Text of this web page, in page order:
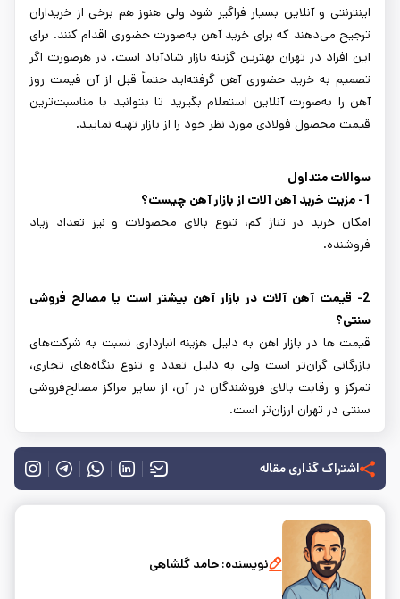
اینترنتی و آنلاین بسیار فراگیر شود ولی هنوز هم برخی از خریداران
ترجیح می‌دهند که برای خرید آهن به‌صورت حضوری اقدام کنند. برای
این افراد در تهران بهترین گزینه بازار شادآباد است. در هرصورت اگر
تصمیم به خرید حضوری آهن گرفته‌اید حتماً قبل از آن قیمت روز
آهن را به‌صورت آنلاین استعلام بگیرید تا بتوانید با مناسبت‌ترین
قیمت محصول فولادی مورد نظر خود را از بازار تهیه نمایید.
سوالات متداول
1- مزیت خرید آهن آلات از بازار آهن چیست؟
امکان خرید در تناژ کم، تنوع بالای محصولات و نیز تعداد زیاد
فروشنده.
2- قیمت آهن آلات در بازار آهن بیشتر است یا مصالح فروشی
سنتی؟
قیمت ها در بازار اهن به دلیل هزینه انبارداری نسبت به شرکت‌های
بازرگانی گران‌تر است ولی به دلیل تعدد و تنوع بنگاه‌های تجاری،
تمرکز و رقابت بالای فروشندگان در آن، از سایر مراکز مصالح‌فروشی
سنتی در تهران ارزان‌تر است.
اشتراک گذاری مقاله
نویسنده: حامد گلشاهی